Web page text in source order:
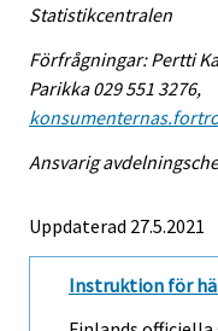
Statistikcentralen
Förfrågningar: Pertti
Parikka 029 551 3276,
Ansvarig
Uppdaterad 27.5.2021
Instruktion för